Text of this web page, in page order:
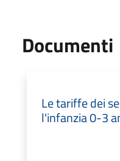
Documenti
Le tariffe dei
l'infanzia 0-3